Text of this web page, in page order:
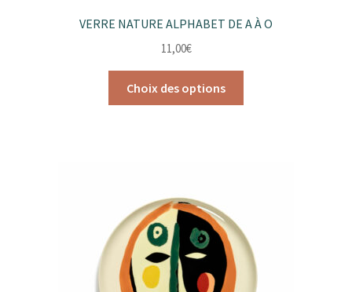
VERRE NATURE ALPHABET DE A À O
11,00€
Choix des options
être
choisies